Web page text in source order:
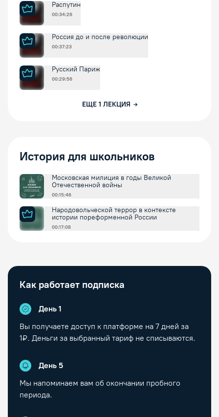
Распутин
00:34:26
Россия до и после революции
00:37:23
Русский Париж
00:29:56
ЕЩЕ 1 ЛЕКЦИЯ
История для школьников
Московская милиция в годы Великой
Отечественной войны
00:15:46
Народовольческой террор в контексте
истории пореформенной России
00:17:08
Как работает подписка
День 1
Вы получаете доступ к платформе на 7 дней за
1₽. Деньги за выбранный тариф не списываются.
День 5
Мы напоминаем вам об окончании пробного
периода.